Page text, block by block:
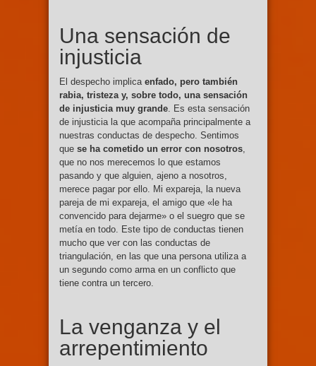
Una sensación de
injusticia
El despecho implica enfado, pero también
rabia, tristeza y, sobre todo, una sensación
de injusticia muy grande . Es esta sensación
de injusticia la que acompaña principalmente a
nuestras conductas de despecho. Sentimos
que se ha cometido un error con nosotros
que no nos merecemos lo que estamos
pasando y que alguien, ajeno a nosotros,
merece pagar por ello. Mi expareja, la nueva
pareja de mi expareja, el amigo que «le ha
convencido para dejarme» o el suegro que se
metía en todo. Este tipo de conductas tienen
mucho que ver con las conductas de
triangulación, en las que una persona utiliza a
un segundo como arma en un conflicto que
tiene contra un tercero.
La venganza y el
arrepentimiento